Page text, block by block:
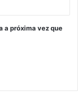
a próxima vez que